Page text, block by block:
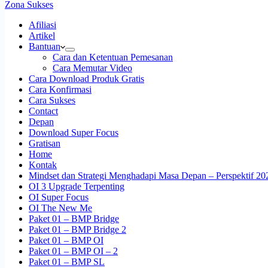
Zona Sukses
Afiliasi
Artikel
Bantuan
Cara dan Ketentuan Pemesanan
Cara Memutar Video
Cara Download Produk Gratis
Cara Konfirmasi
Cara Sukses
Contact
Depan
Download Super Focus
Gratisan
Home
Kontak
Mindset dan Strategi Menghadapi Masa Depan – Perspektif
OI 3 Upgrade Terpenting
OI Super Focus
OI The New Me
Paket 01 – BMP Bridge
Paket 01 – BMP Bridge 2
Paket 01 – BMP OI
Paket 01 – BMP OI – 2
Paket 01 – BMP SL